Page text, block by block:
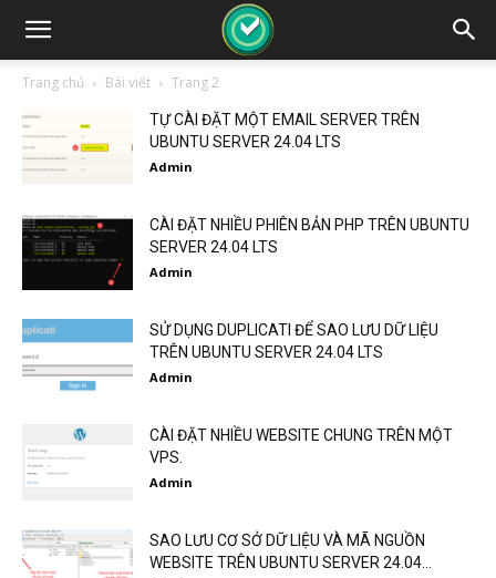
Trang chủ Bài viết Trang 2
TỰ CÀI ĐẶT MỘT EMAIL SERVER TRÊN
UBUNTU SERVER 24.04 LTS
Admin
CÀI ĐẶT NHIỀU PHIÊN BẢN PHP TRÊN UBUNTU
SERVER 24.04 LTS
Admin
SỬ DỤNG DUPLICATI ĐỂ SAO LƯU DỮ LIỆU
TRÊN UBUNTU SERVER 24.04 LTS
Admin
CÀI ĐẶT NHIỀU WEBSITE CHUNG TRÊN MỘT
VPS.
Admin
SAO LƯU CƠ SỞ DỮ LIỆU VÀ MÃ NGUỒN
WEBSITE TRÊN UBUNTU SERVER 24.04...